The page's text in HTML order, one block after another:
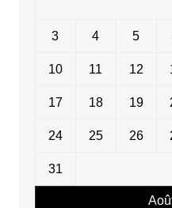
3 4 5
10 11 12
17 18 19
24 25 26
31